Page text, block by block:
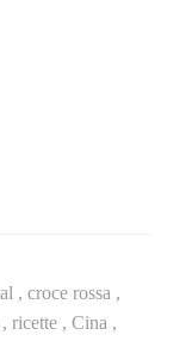
, croce rossa ,
ricette , Cina ,